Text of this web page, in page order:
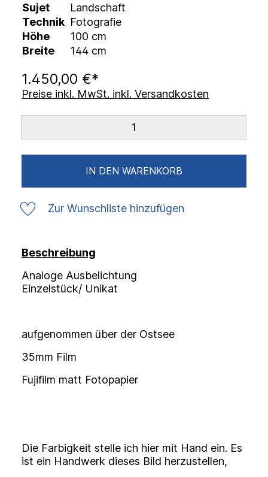
Sujet
Landschaft
Technik Fotografie
Höhe
100 cm
Breite
144 cm
1.450,00 €*
Preise inkl. MwSt. inkl. Versandkosten
IN DEN WARENKORB
Zur Wunschliste hinzufügen
Beschreibung
Analoge Ausbelichtung
Einzelstück/ Unikat
aufgenommen über der Ostsee
35mm Film
Fujifilm matt Fotopapier
Die Farbigkeit stelle ich hier mit Hand ein. Es
ist ein Handwerk dieses Bild herzustellen,